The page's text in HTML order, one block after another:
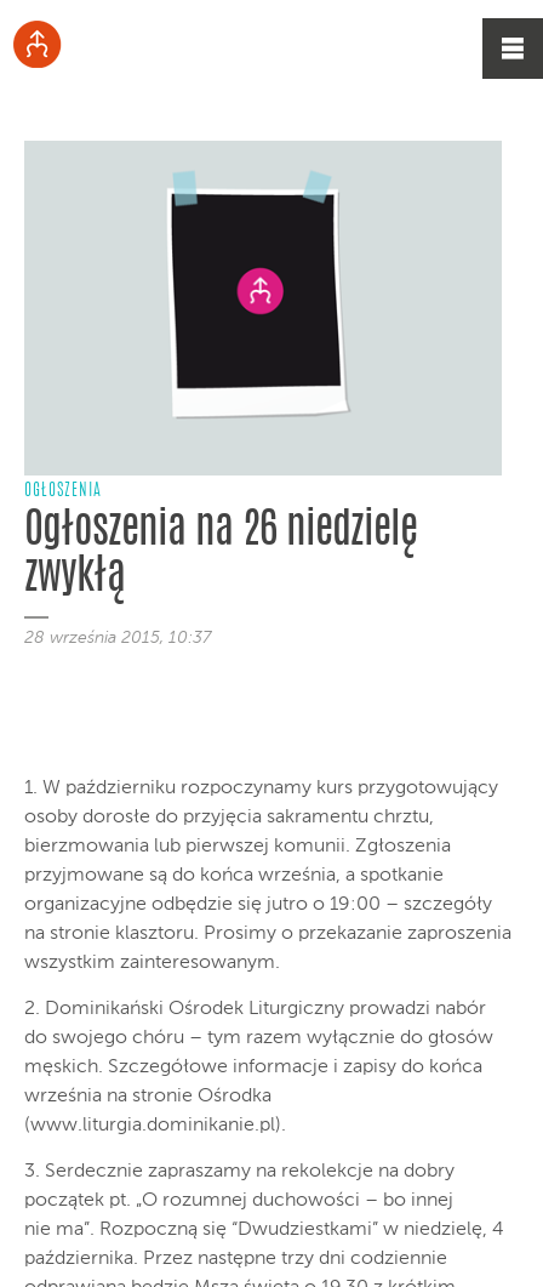
OGŁOSZENIA
Ogłoszenia na 26 niedzielę
zwykłą
28 września 2015, 10:37
1. W październiku rozpoczynamy kurs przygotowujący
osoby dorosłe do przyjęcia sakramentu chrztu,
bierzmowania lub pierwszej komunii. Zgłoszenia
przyjmowane są do końca września, a spotkanie
organizacyjne odbędzie się jutro o 19:00 – szczegóły
na stronie klasztoru. Prosimy o przekazanie zaproszenia
wszystkim zainteresowanym.
2. Dominikański Ośrodek Liturgiczny prowadzi nabór
do swojego chóru – tym razem wyłącznie do głosów
męskich. Szczegółowe informacje i zapisy do końca
września na stronie Ośrodka
(www.liturgia.dominikanie.pl).
3. Serdecznie zapraszamy na rekolekcje na dobry
początek pt. „O rozumnej duchowości – bo innej
nie ma”. Rozpoczną się “Dwudziestkami” w niedzielę, 4
października. Przez następne trzy dni codziennie